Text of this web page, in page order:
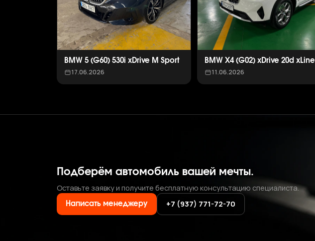
BMW 5 (G60) 530i xDrive M Sport
17.06.2026
BMW X4 (G02) xDrive 20d xLine
11.06.2026
Подберём автомобиль вашей мечты.
Оставьте заявку и получите бесплатную консультацию специалиста.
Написать менеджеру +7 (937) 771-72-70